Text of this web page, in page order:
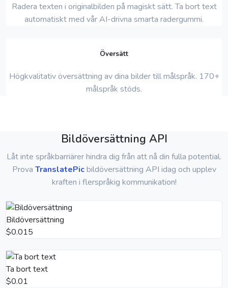
Radera texten i originalbilden på magiskt sätt. Ta bort text
automatiskt med vår AI-drivna smarta radergummi.
Översätt
Högkvalitativ översättning av dina bilder till målspråk. 170+
målspråk stöds.
Bildöversättning API
Låt inte språkbarriärer hindra dig från att nå din fulla potential.
Prova TranslatePicbildöversättning API idag och upplev
kraften i flerspråkig kommunikation!
Bildöversättning
$0.015
Ta bort text
$0.01